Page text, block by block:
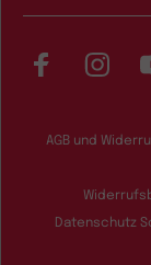
Facebook
AGB und
Datenschutz